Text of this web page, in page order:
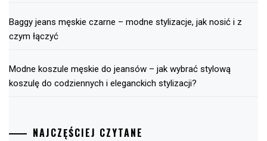
Baggy jeans męskie czarne – modne stylizacje, jak nosić i z
czym łączyć
Modne koszule męskie do jeansów – jak wybrać stylową
koszulę do codziennych i eleganckich stylizacji?
NAJCZĘŚCIEJ CZYTANE